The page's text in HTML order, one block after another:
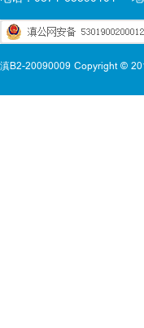
滇B2-20090009 Copyright ©